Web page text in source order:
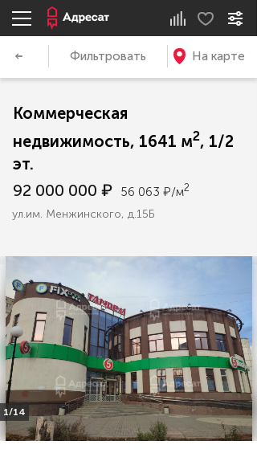
Фильтровать На карте
Коммерческая
недвижимость, 1641 м2, 1/2
эт.
92 000 000 ₽
56 063 ₽/м2
ул.им. Менжинского, д.15Б
1/14